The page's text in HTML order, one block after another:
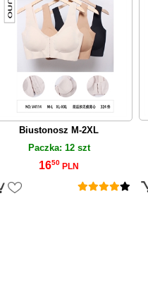
Biustonosz M-2XL
Paczka: 12 szt
1650 PLN